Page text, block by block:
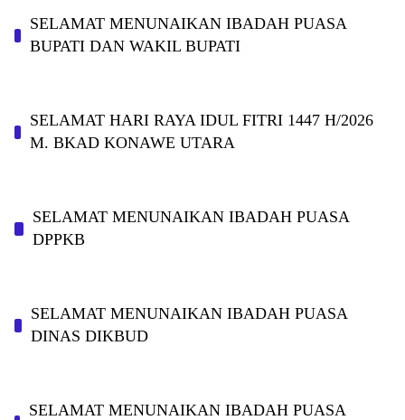
SELAMAT MENUNAIKAN IBADAH PUASA
BUPATI DAN WAKIL BUPATI
SELAMAT HARI RAYA IDUL FITRI 1447 H/2026
M. BKAD KONAWE UTARA
SELAMAT MENUNAIKAN IBADAH PUASA
DPPKB
SELAMAT MENUNAIKAN IBADAH PUASA
DINAS DIKBUD
SELAMAT MENUNAIKAN IBADAH PUASA